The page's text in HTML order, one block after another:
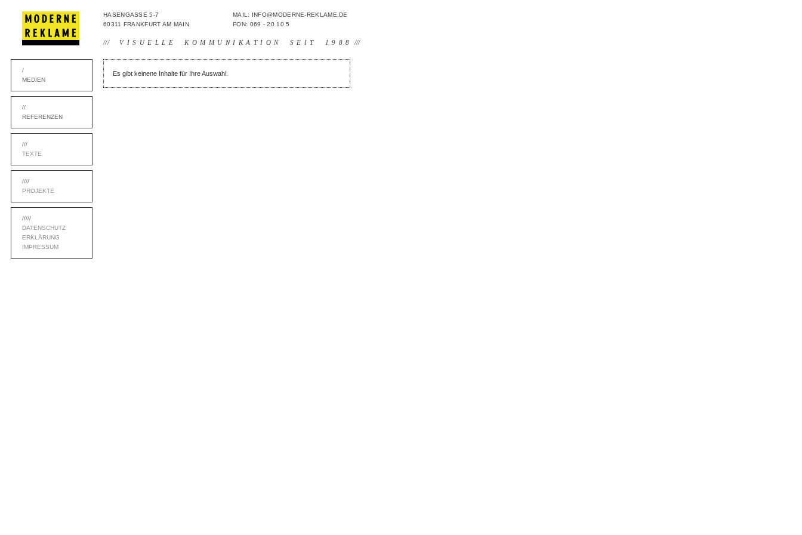
HASENGASSE 5-7
60311 FRANKFURT AM MAIN
MAIL: INFO@MODERNE-REKLAME.DE
FON: 069 - 20 10 5
/// VISUELLE KOMMUNIKATION SEIT 1988 ///
/
MEDIEN
//
REFERENZEN
///
TEXTE
////
PROJEKTE
/////
DATENSCHUTZ
ERKLÄRUNG
IMPRESSUM
Es gibt keinene Inhalte für Ihre Auswahl.